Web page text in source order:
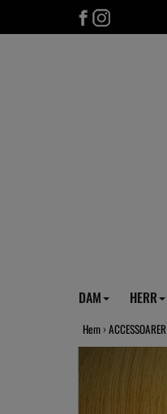
DAM HERR
Hem ›ACCESSOARER